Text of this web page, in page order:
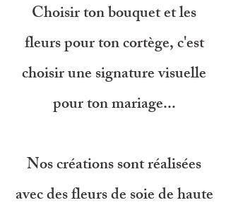
Choisir ton bouquet et les
fleurs pour ton cortège, c'est
choisir une signature visuelle
pour ton mariage...
Nos créations sont réalisées
avec des fleurs de soie de haute